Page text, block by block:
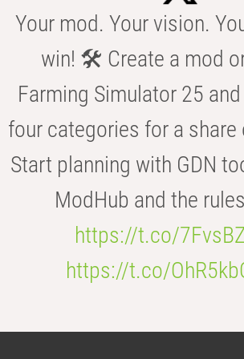
Your mod. Your vision.
win! 🛠️ Create a mod
Farming Simulator 25
four categories for a share
Start planning with GDN
ModHub and the
https://t.co/
https://t.co/